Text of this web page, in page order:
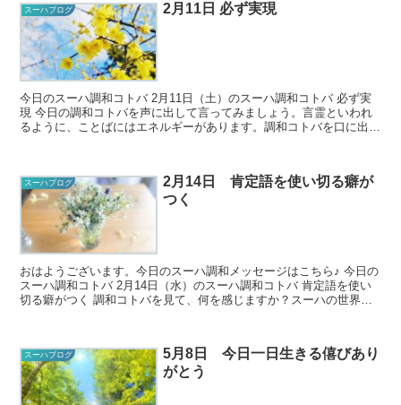
スーハブログ 2月11日 必ず実現
今日のスーハ調和コトバ 2月11日（土）のスーハ調和コトバ 必ず実
現 今日の調和コトバを声に出して言ってみましょう。言霊といわれ
るように、ことばにはエネルギーがあります。調和コトバを口に出す
スーハブログ
2月14日 肯定語を使い切る癖が
つく
おはようございます。今日のスーハ調和メッセージはこちら♪ 今日の
スーハ調和コトバ 2月14日（水）のスーハ調和コトバ 肯定語を使い
切る癖がつく 調和コトバを見て、何を感じますか？スーハの世界で
スーハブログ
5月8日 今日一日生きる僖びあり
がとう